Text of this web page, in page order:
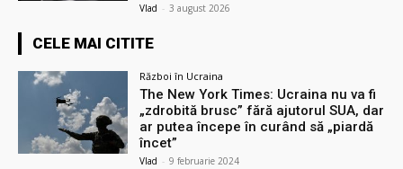
Vlad - 3 august 2026
CELE MAI CITITE
Război în Ucraina
The New York Times: Ucraina nu va fi
„zdrobită brusc” fără ajutorul SUA, dar
ar putea începe în curând să „piardă
încet”
Vlad - 9 februarie 2024